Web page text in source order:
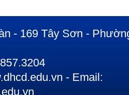
- 169 Tây Sơn -
- Email: